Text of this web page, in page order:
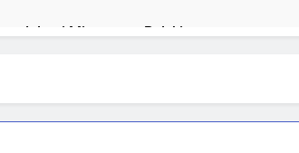
Mistrzostw Polski
klasyfikacji medalowej mistrzostw Polski